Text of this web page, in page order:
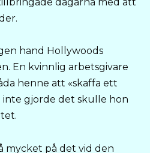
hand Hollywoods
En kvinnlig arbetsgivare
henne att «skaffa ett
inte gjorde det skulle hon
mycket på det vid den